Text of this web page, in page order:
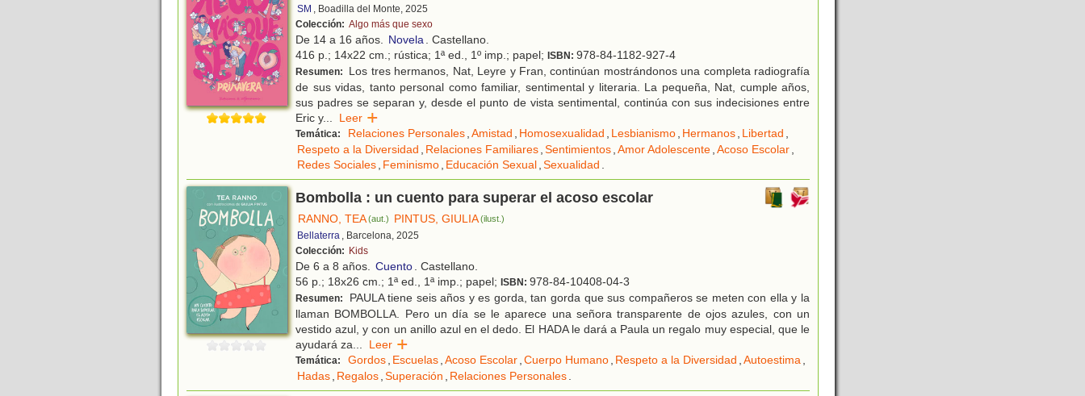
SM , Boadilla del Monte, 2025
Colección: Algo más que sexo
De 14 a 16 años. Novela. Castellano.
416 p.; 14x22 cm.; rústica; 1ª ed., 1º imp.; papel; ISBN: 978-84-1182-927-4
Resumen:
Los tres hermanos, Nat, Leyre y Fran, continúan mostrándonos una completa radiografía
de sus vidas, tanto personal como familiar, sentimental y literaria. La pequeña, Nat, cumple años,
sus padres se separan y, desde el punto de vista sentimental, continúa con sus indecisiones entre
Eric y... Leer
Temática: Relaciones Personales,Amistad , Homosexualidad , Lesbianismo, Hermanos, Libertad ,
Respeto a la Diversidad , Relaciones Familiares,Sentimientos,Amor Adolescente,Acoso Escolar,
Redes Sociales, Feminismo, Educación Sexual,Sexualidad .
Bombolla : un cuento para superar el acoso escolar
RANNO, TEA(aut.) PINTUS, GIULIA(ilust.)
Bellaterra , Barcelona, 2025
Colección: Kids
De 6 a 8 años. Cuento. Castellano.
56 p.; 18x26 cm.; 1ª ed., 1ª imp.; papel; ISBN: 978-84-10408-04-3
Resumen:
PAULA tiene seis años y es gorda, tan gorda que sus compañeros se meten con ella y la
llaman BOMBOLLA. Pero un día se le aparece una señora transparente de ojos azules, con un
vestido azul, y con un anillo azul en el dedo. El HADA le dará a Paula un regalo muy especial, que le
ayudará za... Leer
Temática: Gordos, Escuelas,Acoso Escolar,Cuerpo Humano, Respeto a la Diversidad ,Autoestima,
Hadas, Regalos,Superación , Relaciones Personales.